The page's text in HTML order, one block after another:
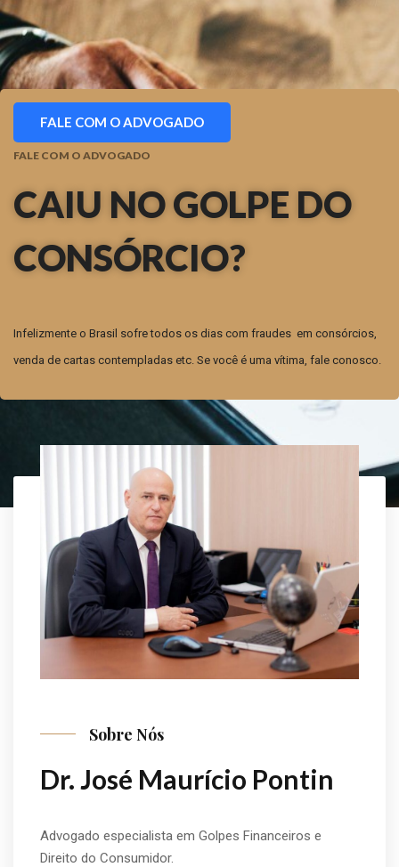
FALE COM O ADVOGADO
FALE COM O ADVOGADO
CAIU NO GOLPE DO
CONSÓRCIO?
Infelizmente o Brasil sofre todos os dias com fraudes em consórcios,
venda de cartas contempladas etc. Se você é uma vítima, fale conosco.
Sobre Nós
Dr. José Maurício Pontin
Advogado especialista em Golpes Financeiros e
Direito do Consumidor.